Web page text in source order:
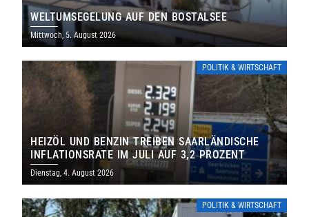
WELTUMSEGELUNG AUF DEN BOSTALSEE
Mittwoch, 5. August 2026
POLITIK & WIRTSCHAFT
HEIZÖL UND BENZIN TREIBEN SAARLÄNDISCHE
INFLATIONSRATE IM JULI AUF 3,2 PROZENT
Dienstag, 4. August 2026
POLITIK & WIRTSCHAFT